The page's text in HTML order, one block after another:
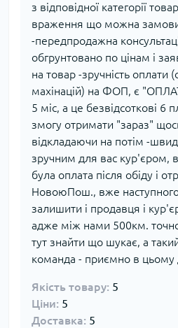
з відповідної категорії
враження що можна
-передпродажна
обгрунтовано по цінам і
на товар -зручність оплати
махінацій) на ФОП, є
5 міс, а це безвідсоткові 6
змогу отримати "зараз"
відкладаючи на потім -
зручним для вас кур'єром,
була оплата після обіду і
НовоюПош., вже
залишити і продавця і
адже між нами 500км.
тут знайти що шукає, а
команда - приємно в
Якість товару: 5
Ціни: 5
Доставка: 5